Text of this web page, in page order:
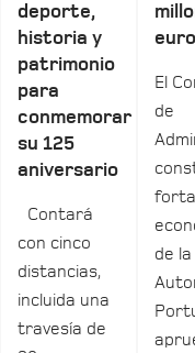
deporte,
historia y
patrimonio
para
conmemorar
su 125
aniversario
Contará
con cinco
distancias,
incluida una
travesía de
El
de
de la